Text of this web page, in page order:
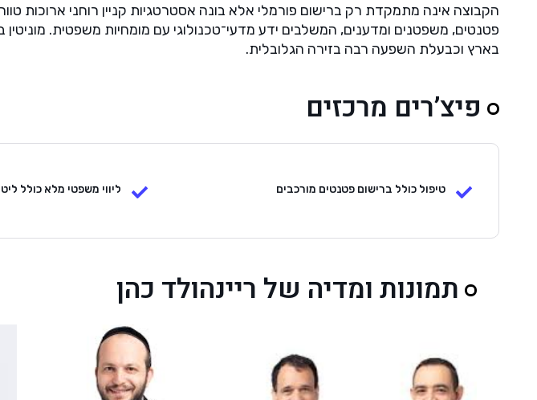
הקבוצה אינה מתמקדת רק ברישום פורמלי אלא בונה אסטרטגיות קניין רוחני ארוכות
פטנטים, משפטנים ומדענים, המשלבים ידע מדעי־טכנולוגי עם מומחיות משפטית.
בארץ וכבעלת השפעה רבה בזירה הגלובלית.
פיצ’רים מרכזים
טיפול כולל ברישום פטנטים מורכבים ליווי משפטי מלא כולל
תמונות ומדיה של ריינהולד כהן